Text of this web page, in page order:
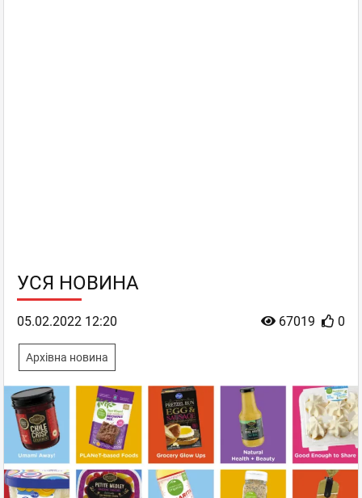
УСЯ НОВИНА
67019 0
05.02.2022 12:20
Архівна новина